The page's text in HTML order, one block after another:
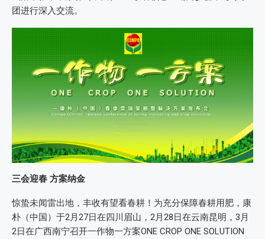
团进行深入交流。
三会迎春 方案纳金
惊蛰未闻雷出地，丰收有望看春耕！为充分保障春耕用肥，康
朴（中国）于2月27日在四川眉山，2月28日在云南昆明，3月
2日在广西南宁召开一作物一方案ONE CROP ONE SOLUTION